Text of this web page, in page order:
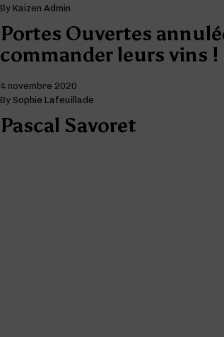
By Kaizen Admin
Portes Ouvertes
commander leurs vins !
4 novembre 2020
By Sophie Lafeuillade
Pascal Savoret